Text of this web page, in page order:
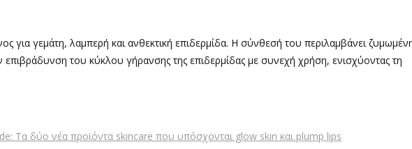
για γεμάτη, λαμπερή και ανθεκτική επιδερμίδα. Η σύνθεσή του περιλαμβάνει
του κύκλου γήρανσης της επιδερμίδας με συνεχή χρήση, ενισχύοντας τη
Τα δύο νέα προϊόντα skincare που υπόσχονται glow skin και plump lips